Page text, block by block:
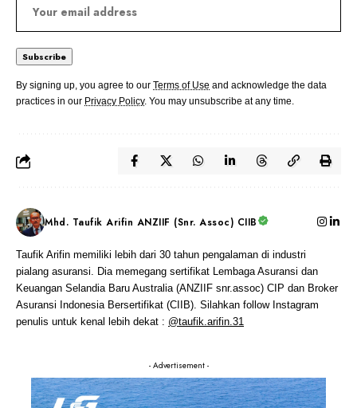
By signing up, you agree to our Terms of Use and acknowledge the data
practices in our Privacy Policy. You may unsubscribe at any time.
Mhd. Taufik Arifin ANZIIF (Snr. Assoc) CIIB
Taufik Arifin memiliki lebih dari 30 tahun pengalaman di industri
pialang asuransi. Dia memegang sertifikat Lembaga Asuransi dan
Keuangan Selandia Baru Australia (ANZIIF snr.assoc) CIP dan Broker
Asuransi Indonesia Bersertifikat (CIIB). Silahkan follow Instagram
penulis untuk kenal lebih dekat : @taufik.arifin.31
- Advertisement -